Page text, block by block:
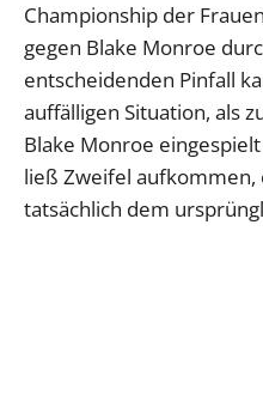
Championship der
gegen Blake Monroe
entscheidenden Pinfall
auffälligen Situation, als
Blake Monroe
ließ Zweifel aufkommen,
tatsächlich dem